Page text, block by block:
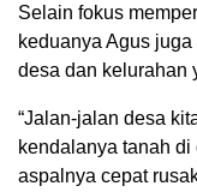
Selain fokus
keduanya Agus
desa dan kelurahan
“Jalan-jalan desa
kendalanya tanah
aspalnya cepat